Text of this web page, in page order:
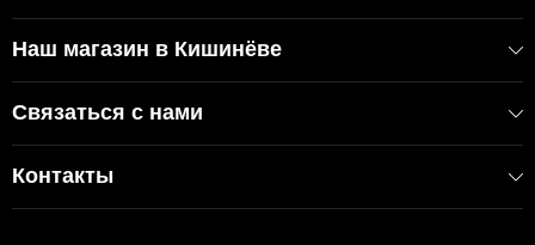
Наш магазин в Кишинёве
Связаться с нами
Контакты